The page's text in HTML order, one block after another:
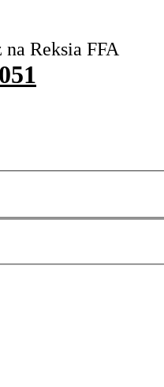
na Reksia FFA